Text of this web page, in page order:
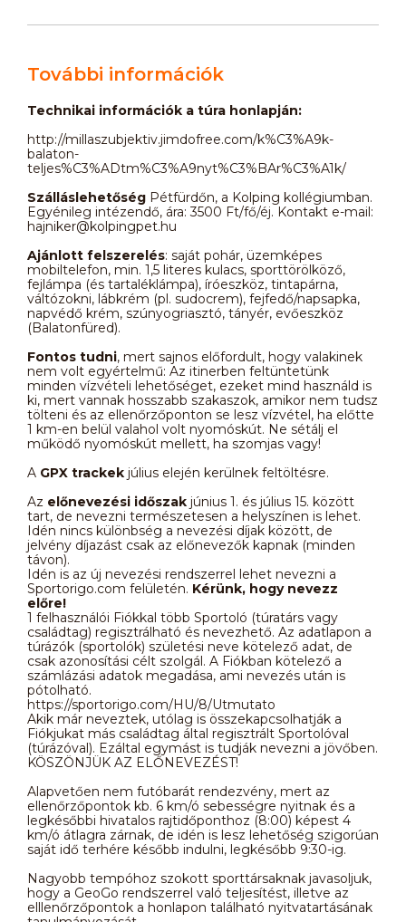
További információk
Technikai információk a túra honlapján:
http://millaszubjektiv.jimdofree.com/k%C3%A9k-
balaton-
teljes%C3%ADtm%C3%A9nyt%C3%BAr%C3%A1k/
Szálláslehetőség Pétfürdőn, a Kolping kollégiumban.
Egyénileg intézendő, ára: 3500 Ft/fő/éj. Kontakt e-mail:
hajniker@kolpingpet.hu
Ajánlott felszerelés: saját pohár, üzemképes
mobiltelefon, min. 1,5 literes kulacs, sporttörölköző,
fejlámpa (és tartaléklámpa), íróeszköz, tintapárna,
váltózokni, lábkrém (pl. sudocrem), fejfedő/napsapka,
napvédő krém, szúnyogriasztó, tányér, evőeszköz
(Balatonfüred).
Fontos tudni, mert sajnos előfordult, hogy valakinek
nem volt egyértelmű: Az itinerben feltüntetünk
minden vízvételi lehetőséget, ezeket mind használd is
ki, mert vannak hosszabb szakaszok, amikor nem tudsz
tölteni és az ellenőrzőponton se lesz vízvétel, ha előtte
1 km-en belül valahol volt nyomóskút. Ne sétálj el
működő nyomóskút mellett, ha szomjas vagy!
A GPX trackek július elején kerülnek feltöltésre.
Az előnevezési időszak június 1. és július 15. között
tart, de nevezni természetesen a helyszínen is lehet.
Idén nincs különbség a nevezési díjak között, de
jelvény díjazást csak az előnevezők kapnak (minden
távon).
Idén is az új nevezési rendszerrel lehet nevezni a
Sportorigo.com felületén. Kérünk, hogy nevezz
előre!
1 felhasználói Fiókkal több Sportoló (túratárs vagy
családtag) regisztrálható és nevezhető. Az adatlapon a
túrázók (sportolók) születési neve kötelező adat, de
csak azonosítási célt szolgál. A Fiókban kötelező a
számlázási adatok megadása, ami nevezés után is
pótolható.
https://sportorigo.com/HU/8/Utmutato
Akik már neveztek, utólag is összekapcsolhatják a
Fiókjukat más családtag által regisztrált Sportolóval
(túrázóval). Ezáltal egymást is tudják nevezni a jövőben.
KÖSZÖNJÜK AZ ELŐNEVEZÉST!
Alapvetően nem futóbarát rendezvény, mert az
ellenőrzőpontok kb. 6 km/ó sebességre nyitnak és a
legkésőbbi hivatalos rajtidőponthoz (8:00) képest 4
km/ó átlagra zárnak, de idén is lesz lehetőség szigorúan
saját idő terhére később indulni, legkésőbb 9:30-ig.
Nagyobb tempóhoz szokott sporttársaknak javasoljuk,
hogy a GeoGo rendszerrel való teljesítést, illetve az
elllenőrzőpontok a honlapon található nyitvatartásának